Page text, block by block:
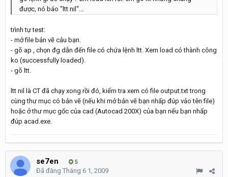
được, nó báo "ltt nil"...
trình tự test:
- mở file bản vẽ cảu bạn.
- gõ ap , chọn đg dẫn đến file có chứa lệnh ltt. Xem load có thành công
ko (successfully loaded).
- gõ ltt.
ltt nil là CT đã chạy xong rồi đó, kiểm tra xem có file output.txt trong
cùng thư mục có bản vẽ (nếu khi mở bản vẽ bạn nhấp đúp vảo tên file)
hoặc ở thư mục gốc của cad (Autocad 200X) của bạn nếu bạn nhấp
đúp acad.exe.
se7en 5
Đã đăng Tháng 6 1, 2009